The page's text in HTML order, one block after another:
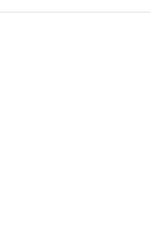
ที่ปรารถนา
องปัญหา
ณเอง
คุณออกมาใช้